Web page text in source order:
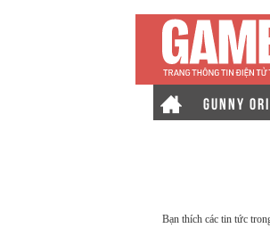
GUNNY
Bạn thích các tin tức